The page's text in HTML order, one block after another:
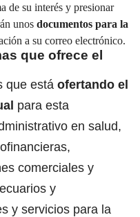
de su interés y presionar
unos documentos para la
a su correo electrónico.
que ofrece el
que está ofertando el
para esta
en salud,
comerciales y
y
y servicios para la